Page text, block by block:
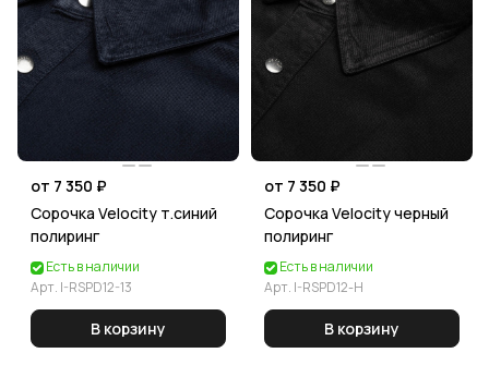
от 7 350 ₽
Сорочка Velocity т.синий
полиринг
Есть в наличии
Арт. I-RSPD12-13
В корзину
от 7 350 ₽
Сорочка Velocity черный
полиринг
Есть в наличии
Арт. I-RSPD12-H
В корзину